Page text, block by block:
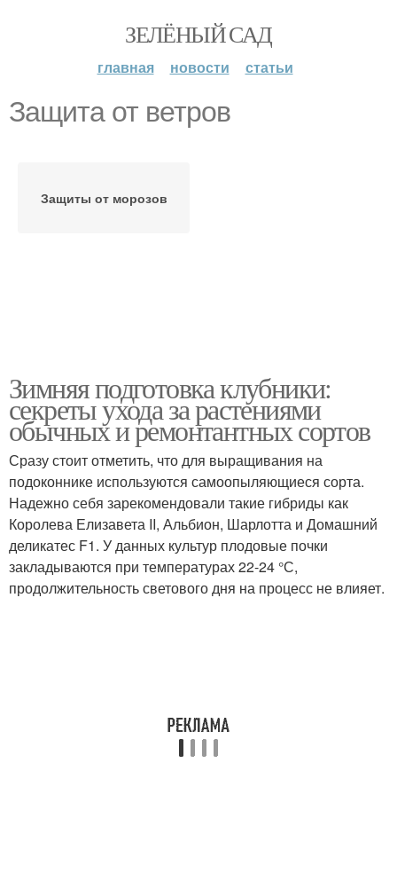
ЗЕЛЁНЫЙ САД
главная новости статьи
Защита от ветров
Защиты от морозов
Зимняя подготовка клубники:
секреты ухода за растениями
обычных и ремонтантных сортов
Сразу стоит отметить, что для выращивания на
подоконнике используются самоопыляющиеся сорта.
Надежно себя зарекомендовали такие гибриды как
Королева Елизавета II, Альбион, Шарлотта и Домашний
деликатес F1. У данных культур плодовые почки
закладываются при температурах 22-24 °С,
продолжительность светового дня на процесс не влияет.